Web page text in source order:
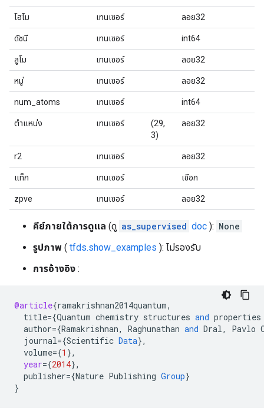
โฮโม เทนเซอร์ ลอย32
ดัชนี เทนเซอร์ int64
ลูโม เทนเซอร์ ลอย32
หมู่ เทนเซอร์ ลอย32
num_atoms เทนเซอร์ int64
ตำแหน่ง เทนเซอร์
(29,
3)
ลอย32
r2 เทนเซอร์ ลอย32
แท็ก เทนเซอร์ เชือก
zpve เทนเซอร์ ลอย32
คีย์ภายใต้การดูแล (ดู as_supervised doc ): None
รูปภาพ ( tfds.show_examples ): ไม่รองรับ
การอ้างอิง :
@article{ramakrishnan2014quantum,
title={Quantum chemistry structures and properties
author={Ramakrishnan, Raghunathan and Dral, Pavlo
journal={Scientific Data},
volume={1 },
year={2014},
publisher={Nature Publishing Group}
}